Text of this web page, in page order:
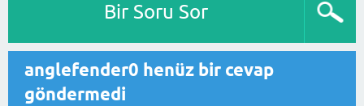
Bir Soru Sor
anglefender0 henüz bir cevap
göndermedi